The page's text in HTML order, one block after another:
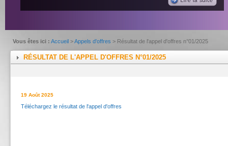
Vous êtes ici : Accueil >Appels d'offres > Résultat de l'appel d'offres n°01/2025
RÉSULTAT DE L'APPEL D'OFFRES N°01/2025
19 Août 2025
Téléchargez le résultat de l'appel d'offres